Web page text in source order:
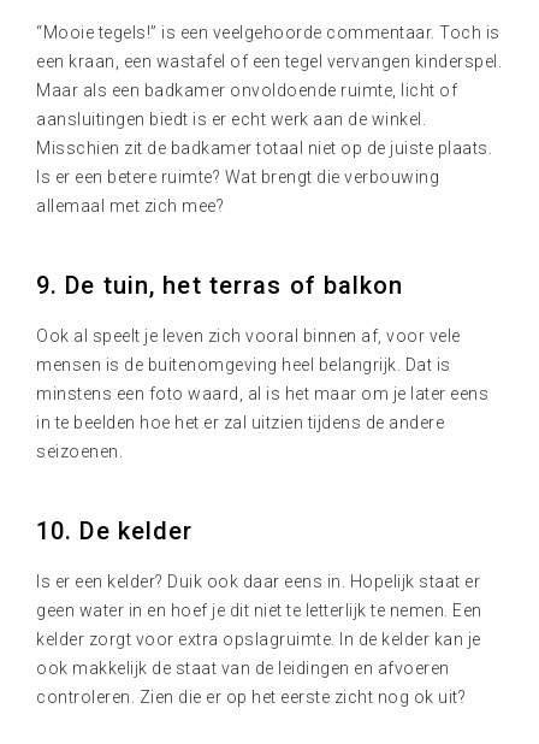
“Mooie tegels!” is een veelgehoorde commentaar. Toch is
een kraan, een wastafel of een tegel vervangen kinderspel.
Maar als een badkamer onvoldoende ruimte, licht of
aansluitingen biedt is er echt werk aan de winkel.
Misschien zit de badkamer totaal niet op de juiste plaats.
Is er een betere ruimte? Wat brengt die verbouwing
allemaal met zich mee?
9. De tuin, het terras of balkon
Ook al speelt je leven zich vooral binnen af, voor vele
mensen is de buitenomgeving heel belangrijk. Dat is
minstens een foto waard, al is het maar om je later eens
in te beelden hoe het er zal uitzien tijdens de andere
seizoenen.
10. De kelder
Is er een kelder? Duik ook daar eens in. Hopelijk staat er
geen water in en hoef je dit niet te letterlijk te nemen. Een
kelder zorgt voor extra opslagruimte. In de kelder kan je
ook makkelijk de staat van de leidingen en afvoeren
controleren. Zien die er op het eerste zicht nog ok uit?